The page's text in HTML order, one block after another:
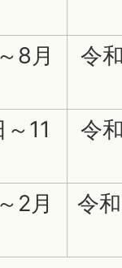
8月
令
11
令
2月
令